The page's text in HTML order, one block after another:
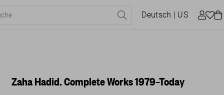
Deutsch | US
Zaha Hadid. Complete Works 1979–Today